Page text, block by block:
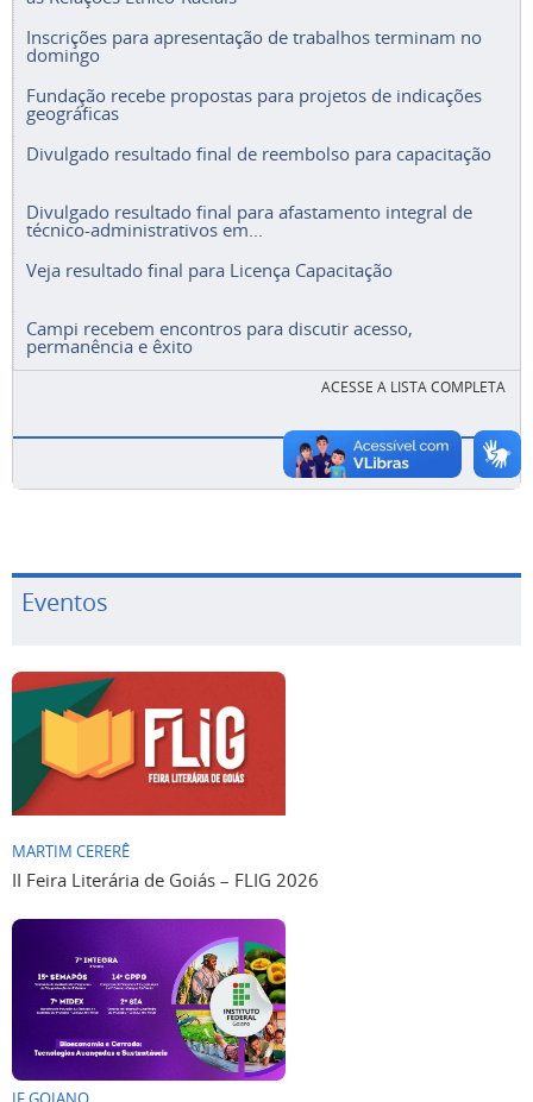
Inscrições para apresentação de trabalhos terminam no
domingo
Fundação recebe propostas para projetos de indicações
geográficas
Divulgado resultado final de reembolso para capacitação
Divulgado resultado final para afastamento integral de
técnico-administrativos em...
Veja resultado final para Licença Capacitação
Campi recebem encontros para discutir acesso,
permanência e êxito
ACESSE A LISTA COMPLETA
Eventos
MARTIM CERERÊ
II Feira Literária de Goiás – FLIG 2026